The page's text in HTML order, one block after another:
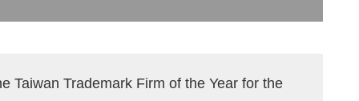
Taiwan Trademark Firm of the Year for the